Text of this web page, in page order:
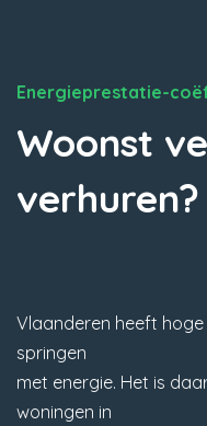
Energieprestatie-
Woonst
verhuren?
Vlaanderen heeft
springen
met energie. Het is
woningen in